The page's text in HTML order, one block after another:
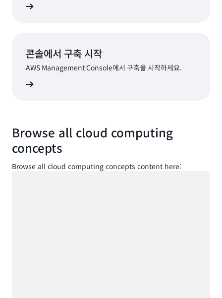
콘솔에서 구축 시작
AWS Management Console에서 구축을 시작하세요.
Browse all cloud computing
concepts
Browse all cloud computing concepts content here: